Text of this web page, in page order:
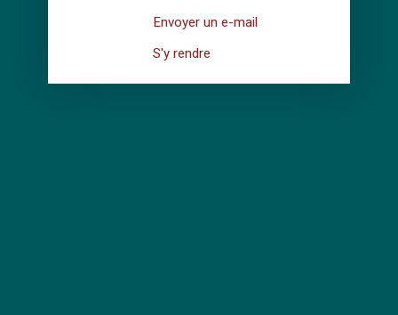
Envoyer un e-mail
S'y rendre